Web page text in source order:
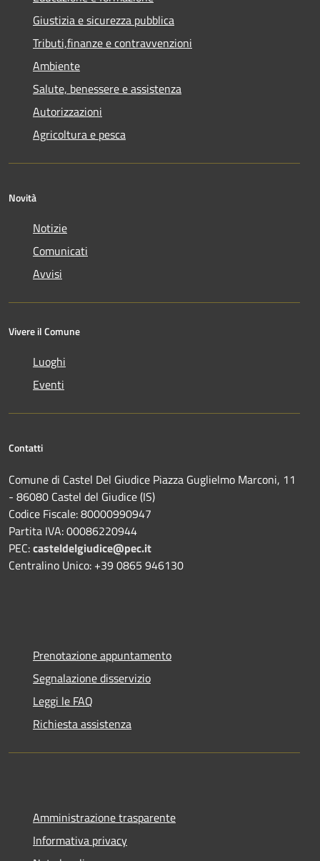
Giustizia e sicurezza pubblica
Tributi,finanze e contravvenzioni
Ambiente
Salute, benessere e assistenza
Autorizzazioni
Agricoltura e pesca
Novità
Notizie
Comunicati
Avvisi
Vivere il Comune
Luoghi
Eventi
Contatti
Comune di Castel Del Giudice Piazza Guglielmo Marconi, 11
- 86080 Castel del Giudice (IS)
Codice Fiscale: 80000990947
Partita IVA: 00086220944
PEC:casteldelgiudice@pec.it
Centralino Unico: +39 0865 946130
Prenotazione appuntamento
Segnalazione disservizio
Leggi le FAQ
Richiesta assistenza
Amministrazione trasparente
Informativa privacy